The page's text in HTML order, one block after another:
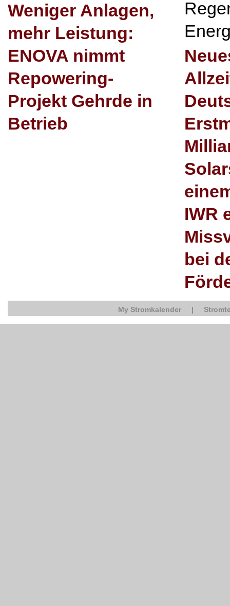
Weniger Anlagen,
mehr Leistung:
ENOVA nimmt
Repowering-
Projekt Gehrde in
Betrieb
IWR
bei
My Stromkalender |